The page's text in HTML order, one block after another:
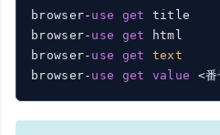
browser- use get
browser- use get
browser- use get text
browser- use get value <